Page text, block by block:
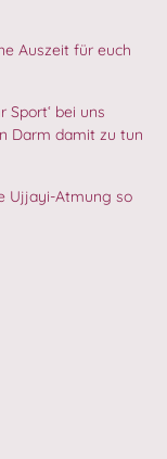
Auszeit für euch
Sport‘ bei uns
Darm damit zu tun
Ujjayi-Atmung so